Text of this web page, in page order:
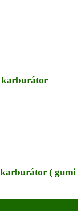
karburátor
( gumi